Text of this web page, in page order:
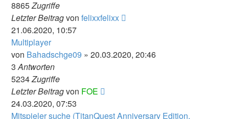
8865Zugriffe
Letzter Beitragvonfelixxfelixx
21.06.2020, 10:57
Multiplayer
von Bahadschge09 » 20.03.2020, 20:46
3Antworten
5234Zugriffe
Letzter Beitragvon FOE
24.03.2020, 07:53
Mitspieler suche (TitanQuest Anniversary Edition,